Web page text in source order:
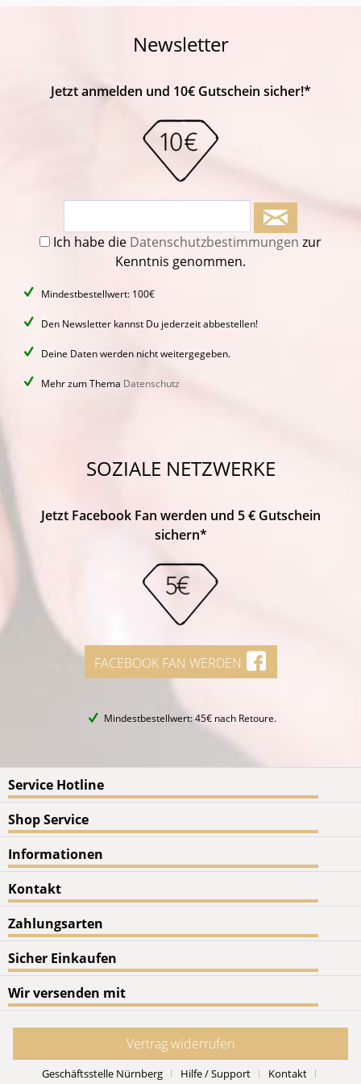
Newsletter
Jetzt anmelden und 10€ Gutschein sicher!*
Ich habe die Datenschutzbestimmungen zur
Kenntnis genommen.
Mindestbestellwert: 100€
Den Newsletter kannst Du jederzeit abbestellen!
Deine Daten werden nicht weitergegeben.
Mehr zum Thema Datenschutz
SOZIALE NETZWERKE
Jetzt Facebook Fan werden und 5 € Gutschein
sichern*
FACEBOOK FAN WERDEN
Mindestbestellwert: 45€ nach Retoure.
Service Hotline
Shop Service
Informationen
Kontakt
Zahlungsarten
Sicher Einkaufen
Wir versenden mit
Vertrag widerrufen
Geschäftsstelle Nürnberg Hilfe / Support Kontakt